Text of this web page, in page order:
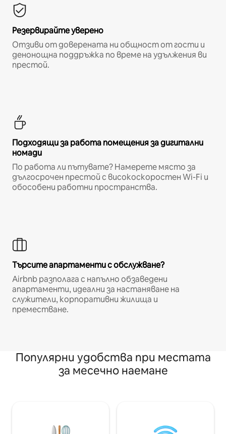
Резервирайте уверено
Отзиви от доверената ни общност от гости и
денонощна поддръжка по време на удължения ви
престой.
Подходящи за работа помещения за дигитални
номади
По работа ли пътувате? Намерете място за
дългосрочен престой с високоскоростен Wi-Fi и
обособени работни пространства.
Търсите апартаменти с обслужване?
Airbnb разполага с напълно обзаведени
апартаменти, идеални за настаняване на
служители, корпоративни жилища и
преместване.
Популярни удобства при местата
за месечно наемане